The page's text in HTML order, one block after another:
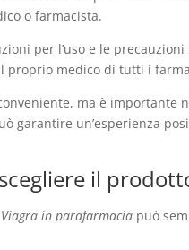
o farmacista.
per l’uso e le
medico di tutti i
ma è importante
garantire un’esperienza
il
Viagra in parafarmacia può